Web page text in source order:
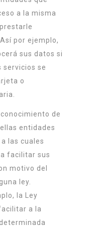
a la misma
por ejemplo,
sus datos si
servicios se
o
de
entidades
las cuales
facilitar sus
motivo del
ley.
la Ley
a la